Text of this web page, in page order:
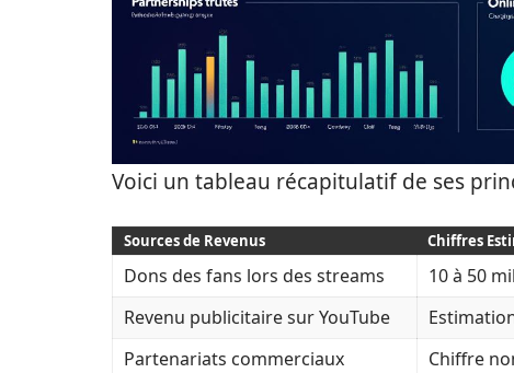
Voici un tableau récapitulatif de ses
Sources de Revenus Chiffres
Dons des fans lors des streams
10 à 50
Revenu publicitaire sur YouTube
Partenariats commerciaux
Chiffre